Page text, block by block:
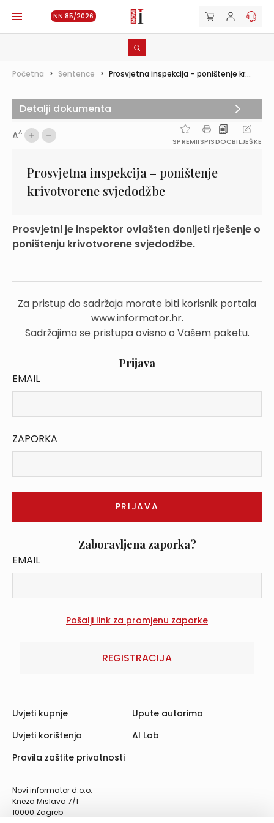
NN 85/2026
Početna > Sentence > Prosvjetna inspekcija – poništenje kr...
AA
SPREMIISPISDOCBILJEŠKE
Prosvjetna inspekcija – poništenje
krivotvorene svjedodžbe
Prosvjetni je inspektor ovlašten donijeti rješenje o
poništenju krivotvorene svjedodžbe.
Za pristup do sadržaja morate biti korisnik portala
www.informator.hr.
Sadržajima se pristupa ovisno o Vašem paketu.
Prijava
EMAIL
ZAPORKA
Zaboravljena zaporka?
EMAIL
REGISTRACIJA
Detalji dokumenta
Novi informator d.o.o.
Kneza Mislava 7/1
10000 Zagreb
Uvjeti kupnje
Uvjeti korištenja
Pravila zaštite privatnosti
Upute autorima
AI Lab